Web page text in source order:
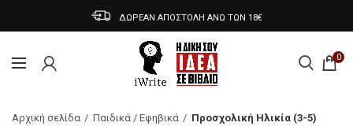
ΔΩΡΕΑΝ ΑΠΟΣΤΟΛΗ ΑΝΩ ΤΩΝ 18€
0
Αρχική σελίδα Παιδικά / Εφηβικά Προσχολική Ηλικία (3-5)